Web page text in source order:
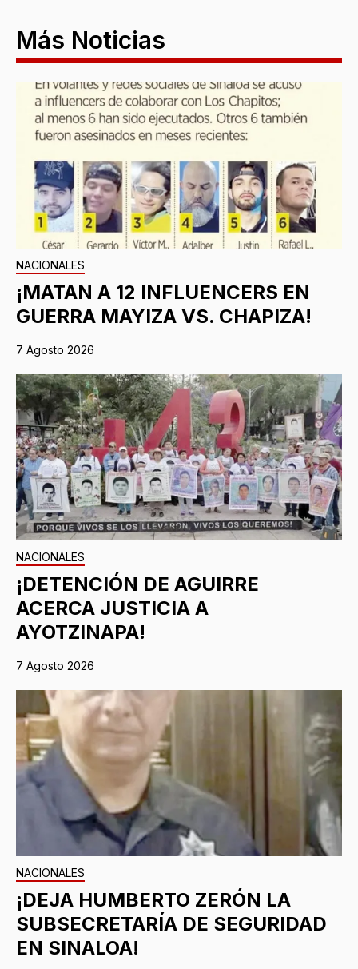
Más Noticias
NACIONALES
¡MATAN A 12 INFLUENCERS EN
GUERRA MAYIZA VS. CHAPIZA!
7 Agosto 2026
NACIONALES
¡DETENCIÓN DE AGUIRRE
ACERCA JUSTICIA A
AYOTZINAPA!
7 Agosto 2026
NACIONALES
¡DEJA HUMBERTO ZERÓN LA
SUBSECRETARÍA DE SEGURIDAD
EN SINALOA!